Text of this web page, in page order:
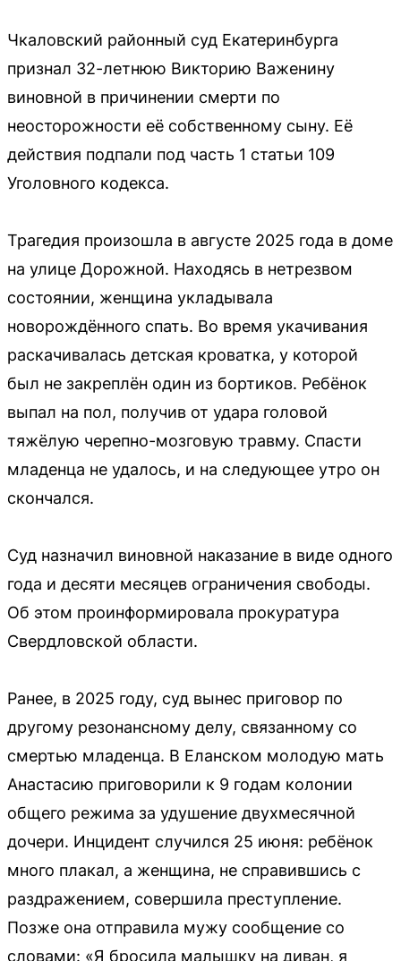
Чкаловский районный суд Екатеринбурга
признал 32-летнюю Викторию Важенину
виновной в причинении смерти по
неосторожности её собственному сыну. Её
действия подпали под часть 1 статьи 109
Уголовного кодекса.
Трагедия произошла в августе 2025 года в доме
на улице Дорожной. Находясь в нетрезвом
состоянии, женщина укладывала
новорождённого спать. Во время укачивания
раскачивалась детская кроватка, у которой
был не закреплён один из бортиков. Ребёнок
выпал на пол, получив от удара головой
тяжёлую черепно-мозговую травму. Спасти
младенца не удалось, и на следующее утро он
скончался.
Суд назначил виновной наказание в виде одного
года и десяти месяцев ограничения свободы.
Об этом проинформировала прокуратура
Свердловской области.
Ранее, в 2025 году, суд вынес приговор по
другому резонансному делу, связанному со
смертью младенца. В Еланском молодую мать
Анастасию приговорили к 9 годам колонии
общего режима за удушение двухмесячной
дочери. Инцидент случился 25 июня: ребёнок
много плакал, а женщина, не справившись с
раздражением, совершила преступление.
Позже она отправила мужу сообщение со
словами: «Я бросила малышку на диван, я